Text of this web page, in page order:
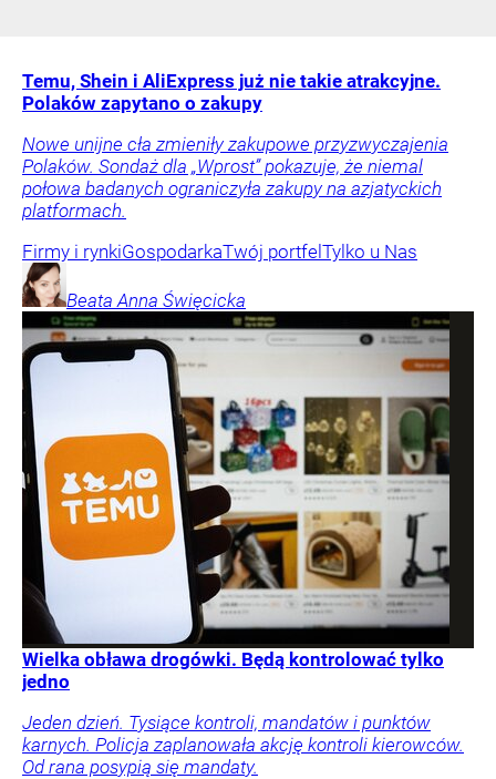
Temu, Shein i AliExpress już nie takie atrakcyjne.
Polaków zapytano o zakupy
Nowe unijne cła zmieniły zakupowe przyzwyczajenia
Polaków. Sondaż dla „Wprost” pokazuje, że niemal
połowa badanych ograniczyła zakupy na azjatyckich
platformach.
Firmy i rynkiGospodarkaTwój portfel Tylko u Nas
Beata Anna Święcicka
Wielka obława drogówki. Będą kontrolować tylko
jedno
Jeden dzień. Tysiące kontroli, mandatów i punktów
karnych. Policja zaplanowała akcję kontroli kierowców.
Od rana posypią się mandaty.